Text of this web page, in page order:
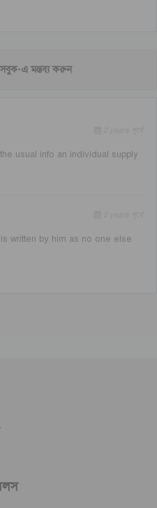
এ মন্তব্য করুন
usual info an individual supply
written by him as no one else